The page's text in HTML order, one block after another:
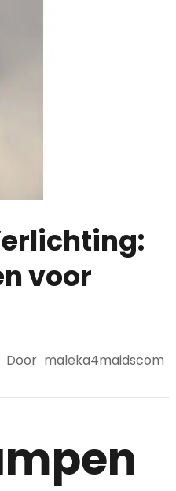
voor
Door maleka4maidscom